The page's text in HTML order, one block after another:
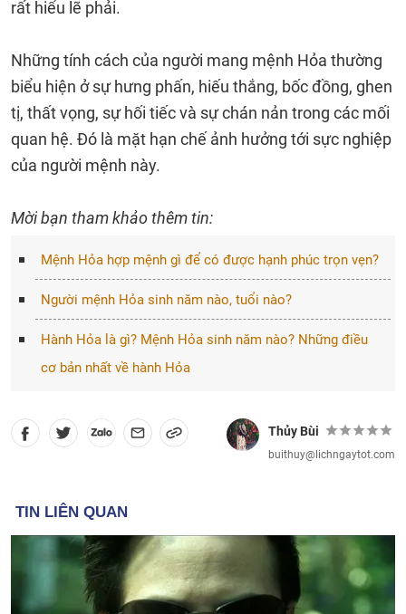
rất hiểu lẽ phải.
Những tính cách của người mang mệnh Hỏa thường
biểu hiện ở sự hưng phấn, hiếu thắng, bốc đồng, ghen
tị, thất vọng, sự hối tiếc và sự chán nản trong các mối
quan hệ. Đó là mặt hạn chế ảnh hưởng tới sực nghiệp
của người mệnh này.
Mời bạn tham khảo thêm tin:
Mệnh Hỏa hợp mệnh gì để có được hạnh phúc trọn vẹn?
Người mệnh Hỏa sinh năm nào, tuổi nào?
Hành Hỏa là gì? Mệnh Hỏa sinh năm nào? Những điều
cơ bản nhất về hành Hỏa
Thủy Bùi
buithuy@lichngaytot.com